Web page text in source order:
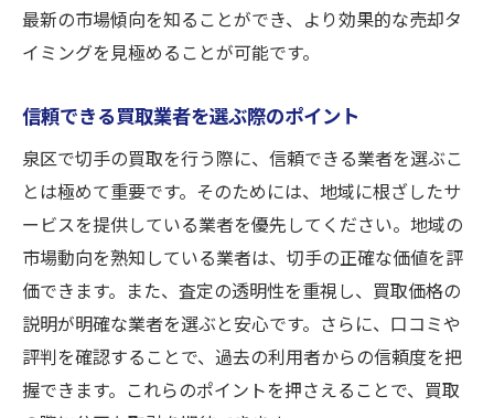
市場動向を予測するための分析方法
泉区で切手業界の動きを追う術
泉区の切手買取で最高の結果を得るための売却
のコツ
買取成功のための計画的なステップ
泉区での交渉を有利に進めるテクニック
売却時に避けるべき一般的なミス
最高の買取価格を引き出すための交渉術
泉区の買取市場で成功するための心構え
売却後のフォローアップが重要な理由
最新の市場傾向を知ることができ、より効果的な売却タ
イミングを見極めることが可能です。
信頼できる買取業者を選ぶ際のポイント
泉区で切手の買取を行う際に、信頼できる業者を選ぶこ
とは極めて重要です。そのためには、地域に根ざしたサ
ービスを提供している業者を優先してください。地域の
市場動向を熟知している業者は、切手の正確な価値を評
価できます。また、査定の透明性を重視し、買取価格の
説明が明確な業者を選ぶと安心です。さらに、口コミや
評判を確認することで、過去の利用者からの信頼度を把
握できます。これらのポイントを押さえることで、買取